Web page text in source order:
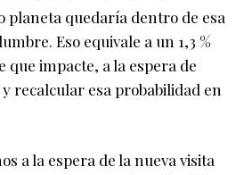
planeta quedaría dentro de esa
Eso equivale a un 1,3 %
que impacte, a la espera de
recalcular esa probabilidad en
a la espera de la nueva visita